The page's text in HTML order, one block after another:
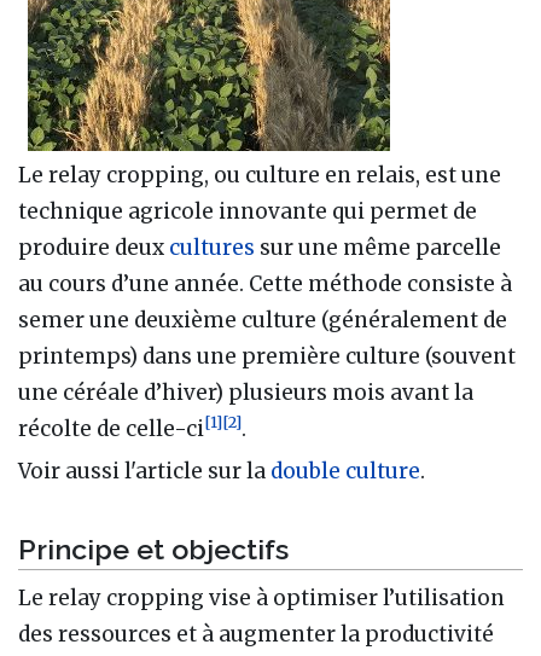
Le relay cropping, ou culture en relais, est une
technique agricole innovante qui permet de
produire deux cultures sur une même parcelle
au cours d’une année. Cette méthode consiste à
semer une deuxième culture (généralement de
printemps) dans une première culture (souvent
une céréale d’hiver) plusieurs mois avant la
récolte de celle-ci[1][2].
Voir aussi l'article sur la double culture.
Principe et objectifs
Le relay cropping vise à optimiser l’utilisation
des ressources et à augmenter la productivité